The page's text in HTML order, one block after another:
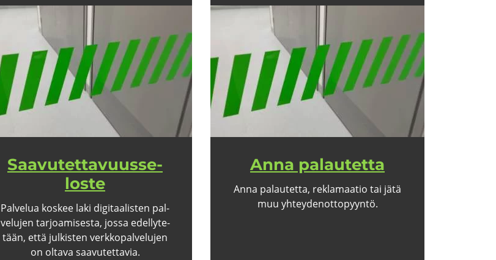
Saa­vu­tet­ta­vuus­se­
los­te
Pal­ve­lua kos­kee laki di­gi­taa­lis­ten pal­
ve­lu­jen tar­joa­mi­ses­ta, jossa edel­ly­te­
tään, että jul­kis­ten verk­ko­pal­ve­lu­jen
on ol­ta­va saa­vu­tet­ta­via.
Anna pa­lau­tet­ta
Anna pa­lau­tet­ta, rekla­maa­tio tai jätä
muu yh­tey­den­ot­to­pyyn­tö.